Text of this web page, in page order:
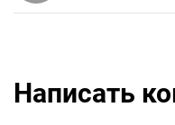
Написать